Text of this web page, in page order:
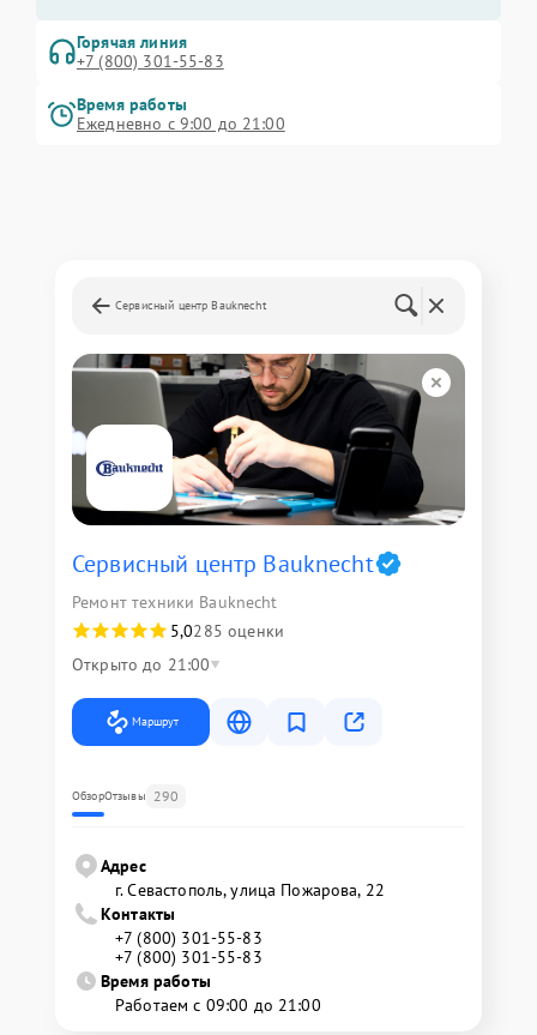
Горячая линия
+7 (800) 301-55-83
Время работы
Ежедневно с 9:00 до 21:00
Сервисный центр Bauknecht
Сервисный центр Bauknecht
Ремонт техники Bauknecht
5,0285 оценки
Открыто до 21:00
Маршрут
ОбзорОтзывы 290
Адрес
г. Севастополь, улица Пожарова, 22
Контакты
+7 (800) 301-55-83
+7 (800) 301-55-83
Время работы
Работаем с 09:00 до 21:00